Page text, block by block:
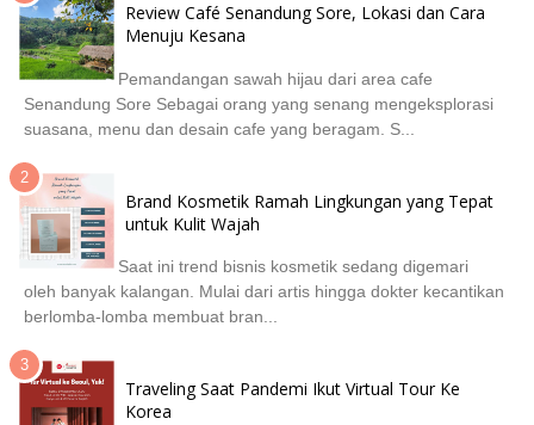
Review Café Senandung Sore, Lokasi dan Cara
Menuju Kesana
Pemandangan sawah hijau dari area cafe
Senandung Sore Sebagai orang yang senang mengeksplorasi
suasana, menu dan desain cafe yang beragam. S...
Brand Kosmetik Ramah Lingkungan yang Tepat
untuk Kulit Wajah
Saat ini trend bisnis kosmetik sedang digemari
oleh banyak kalangan. Mulai dari artis hingga dokter kecantikan
berlomba-lomba membuat bran...
Traveling Saat Pandemi Ikut Virtual Tour Ke
Korea